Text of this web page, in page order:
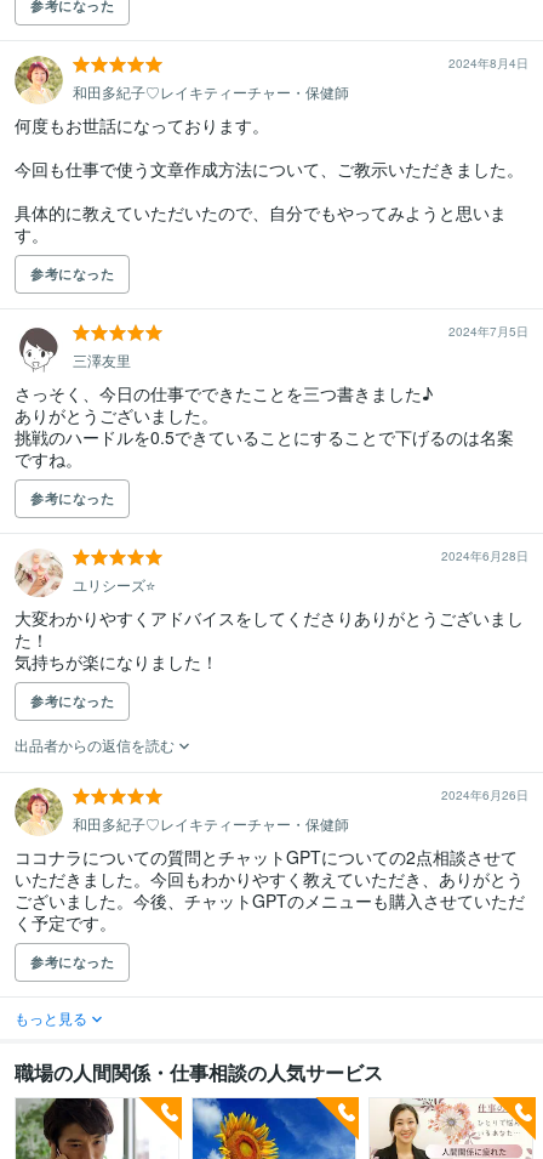
参考になった
2024年8月4日
和田多紀子♡レイキティーチャー・保健師
何度もお世話になっております。
今回も仕事で使う文章作成方法について、ご教示いただきました。
具体的に教えていただいたので、自分でもやってみようと思いま
す。
参考になった
2024年7月5日
三澤友里
さっそく、今日の仕事でできたことを三つ書きました♪
ありがとうございました。
挑戦のハードルを0.5できていることにすることで下げるのは名案
ですね。
参考になった
2024年6月28日
ユリシーズ⭐️
大変わかりやすくアドバイスをしてくださりありがとうございまし
た！
気持ちが楽になりました！
参考になった
出品者からの返信を読む
2024年6月26日
和田多紀子♡レイキティーチャー・保健師
ココナラについての質問とチャットGPTについての2点相談させて
いただきました。今回もわかりやすく教えていただき、ありがとう
ございました。今後、チャットGPTのメニューも購入させていただ
く予定です。
参考になった
もっと見る
職場の人間関係・仕事相談の人気サービス